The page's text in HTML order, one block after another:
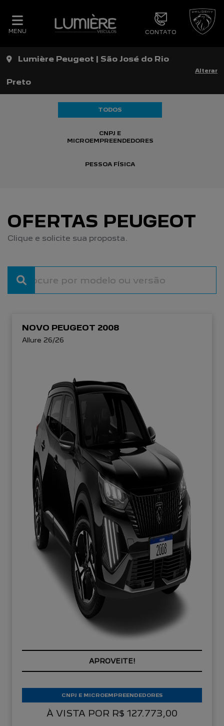
MENU CONTATO
Preto
Alterar
TODOS
CNPJ E
MICROEMPREENDEDORES
PESSOA FÍSICA
OFERTAS PEUGEOT
Clique e solicite sua proposta.
NOVO PEUGEOT 2008
Allure 26/26
PREÇOS REDUZIDOS
À VISTA POR R$ 127.773,00
CNPJ E MICROEMPREENDEDORES